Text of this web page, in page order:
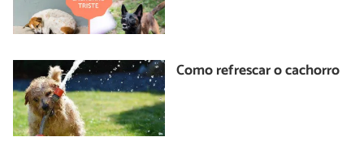
Como refrescar o cachorro